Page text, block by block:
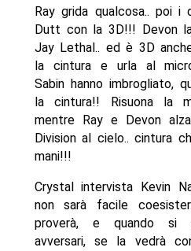
Ray grida qualcosa.. poi i
Dutt con la 3D!!! Devon
Jay Lethal.. ed è 3D
la cintura e urla al
Sabin hanno imbrogliato,
la cintura!! Risuona la
mentre Ray e Devon
Division al cielo.. cintura
mani!!!
Crystal intervista Kevin
non sarà facile
proverà, e quando si
avversari, se la vedrà